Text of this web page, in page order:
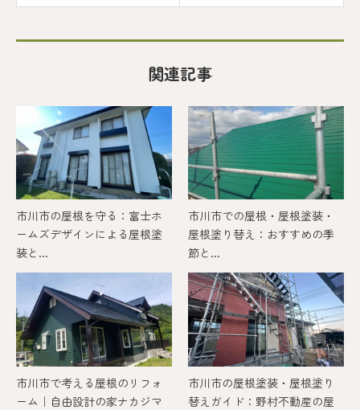
関連記事
市川市の屋根を守る：富士ホ
ームズデザインによる屋根塗
装と...
市川市での屋根・屋根塗装・
屋根塗り替え：おすすめの季
節と...
市川市で考える屋根のリフォ
ーム｜自由設計の家ナカジマ
市川市の屋根塗装・屋根塗り
替えガイド：野村不動産の屋